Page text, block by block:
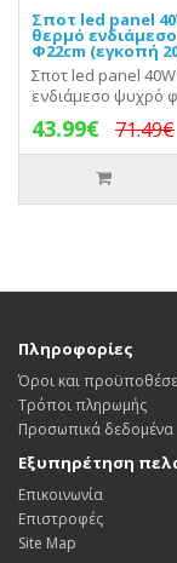
Σποτ led panel
θερμό
Φ22cm (εγκοπή
Σποτ led panel
ενδιάμεσο ψυχρό
43.99€ 71.49€
Πληροφορίες
Όροι και
Τρόποι πληρωμής
Προσωπικά δεδομένα
Εξυπηρέτηση
Επικοινωνία
Επιστροφές
Site Map